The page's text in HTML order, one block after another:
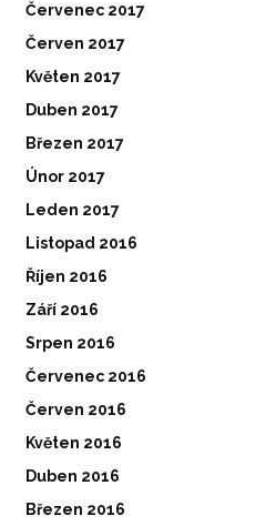
Červenec 2017
Červen 2017
Květen 2017
Duben 2017
Březen 2017
Únor 2017
Leden 2017
Listopad 2016
Říjen 2016
Září 2016
Srpen 2016
Červenec 2016
Červen 2016
Květen 2016
Duben 2016
Březen 2016